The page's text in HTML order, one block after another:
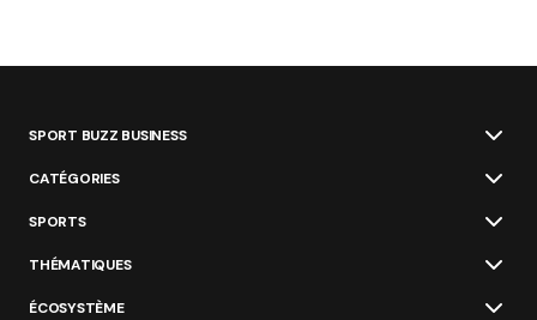
SPORT BUZZ BUSINESS
CATÉGORIES
SPORTS
THÉMATIQUES
ÉCOSYSTÈME